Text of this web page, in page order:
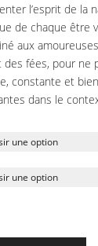
l’esprit de la
de chaque être
aux
fées, pour ne
constante et
dans le